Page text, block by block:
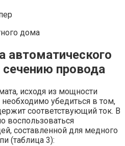
дома
автоматического
провода
исходя из мощности
убедиться в том,
соответствующий ток. В
воспользоваться
составленной для медного
(таблица 3):